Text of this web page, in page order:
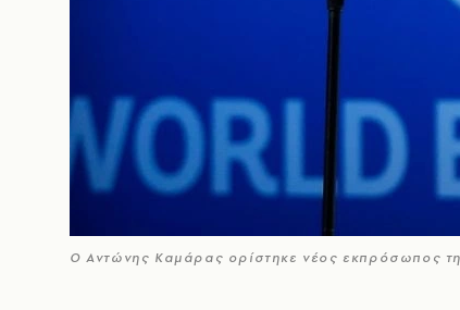
Ο Αντώνης Καμάρας ορίστηκε νέος εκπρόσωπος